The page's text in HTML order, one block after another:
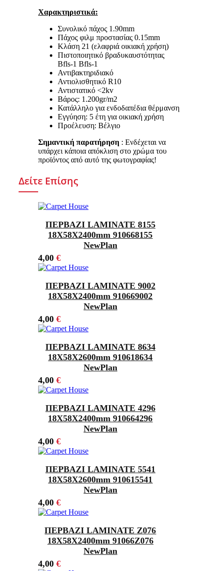
Χαρακτηριστικά:
Συνολικό πάχος 1.90mm
Πάχος φιλμ προστασίας 0.15mm
Κλάση 21 (ελαφριά οικιακή χρήση)
Πιστοποιητικό βραδυκαυστότητας
Bfls-1 Bfls-1
Αντιβακτηριδιακό
Αντιολισθητικό R10
Αντιστατικό <2kv
Βάρος: 1.200gr/m2
Κατάλληλο για ενδοδαπέδια θέρμανση
Εγγύηση: 5 έτη για οικιακή χρήση
Προέλευση: Βέλγιο
Σημαντική παρατήρηση: Ενδέχεται να
υπάρχει κάποια απόκλιση στο χρώμα του
προϊόντος από αυτό της φωτογραφίας!
Δείτε Επίσης
ΠΕΡΒΑΖΙ LAMINATE 8155
18Χ58X2400mm 910668155
NewPlan
4,00 €
ΠΕΡΒΑΖΙ LAMINATE 9002
18X58X2400mm 910669002
NewPlan
4,00 €
ΠΕΡΒΑΖΙ LAMINATE 8634
18Χ58X2600mm 910618634
NewPlan
4,00 €
ΠΕΡΒΑΖΙ LAMINATE 4296
18Χ58X2400mm 910664296
NewPlan
4,00 €
ΠΕΡΒΑΖΙ LAMINATE 5541
18Χ58X2600mm 910615541
NewPlan
4,00 €
ΠΕΡΒΑΖΙ LAMINATE Z076
18Χ58X2400mm 91066Z076
NewPlan
4,00 €